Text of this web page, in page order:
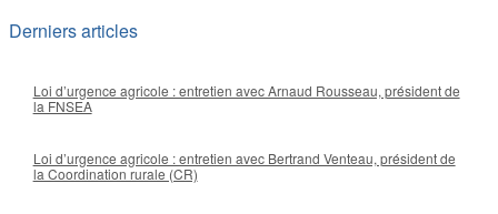
Derniers articles
Loi d’urgence agricole : entretien avec Arnaud Rousseau, président de
la FNSEA
Loi d’urgence agricole : entretien avec Bertrand Venteau, président de
la Coordination rurale (CR)